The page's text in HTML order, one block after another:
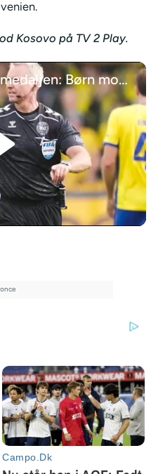
Kosovo på TV 2 Play.
Bagsiden af dommermedaljen: Børn modtog billeder af Kehlet som død